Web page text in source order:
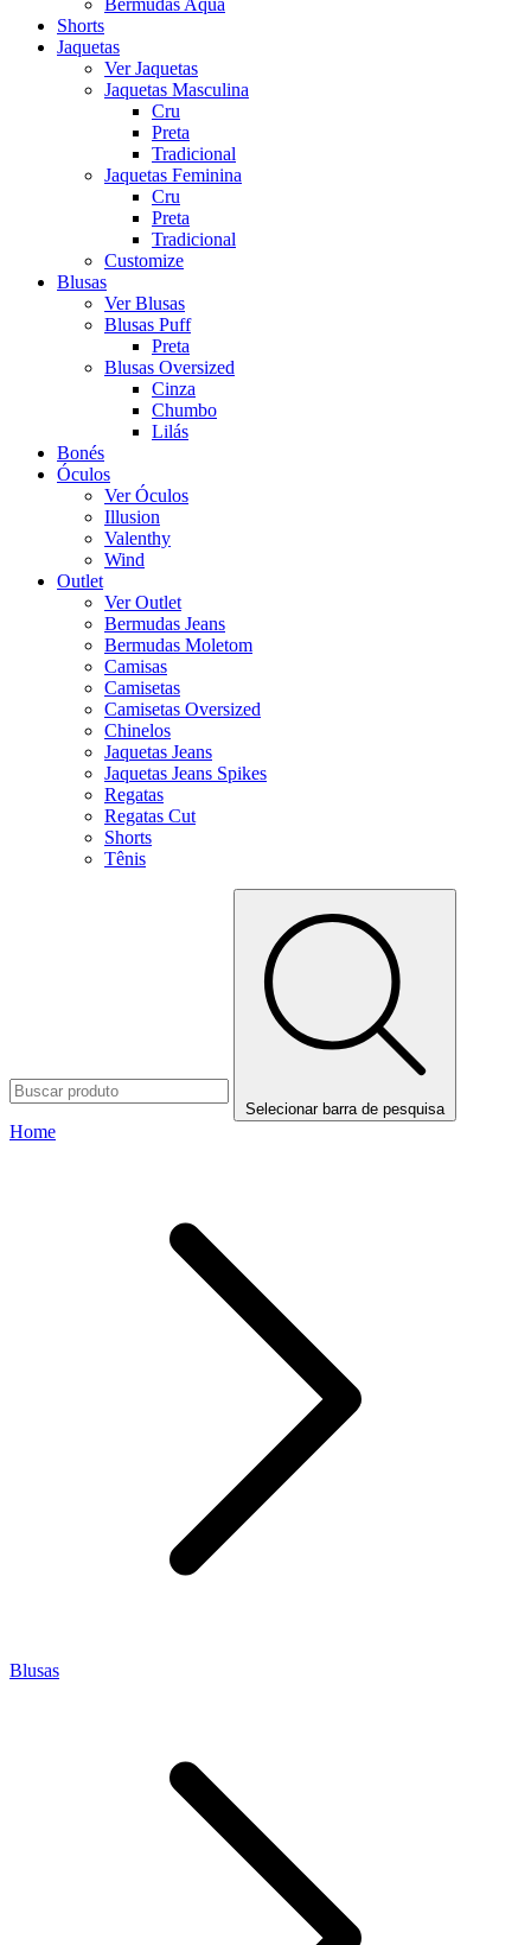
Bermudas Aqua
Shorts
Jaquetas
Ver Jaquetas
Jaquetas Masculina
Cru
Preta
Tradicional
Jaquetas Feminina
Cru
Preta
Tradicional
Customize
Blusas
Ver Blusas
Blusas Puff
Preta
Blusas Oversized
Cinza
Chumbo
Lilás
Bonés
Óculos
Ver Óculos
Illusion
Valenthy
Wind
Outlet
Ver Outlet
Bermudas Jeans
Bermudas Moletom
Camisas
Camisetas
Camisetas Oversized
Chinelos
Jaquetas Jeans
Jaquetas Jeans Spikes
Regatas
Regatas Cut
Shorts
Tênis
Selecionar barra de pesquisa
Home
Blusas